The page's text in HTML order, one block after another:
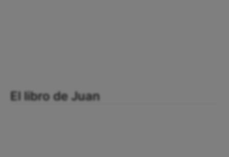
El libro de Juan